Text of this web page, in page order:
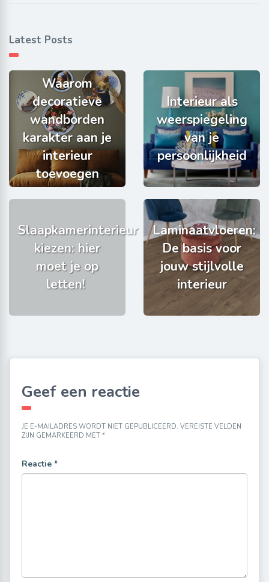
Latest Posts
Waarom
decoratieve
wandborden
karakter aan je
interieur
toevoegen
Interieur als
weerspiegeling
van je
persoonlijkheid
Slaapkamerinterieur
kiezen: hier
moet je op
letten!
Laminaatvloeren:
De basis voor
jouw stijlvolle
interieur
Geef een reactie
JE E-MAILADRES WORDT NIET GEPUBLICEERD. VEREISTE VELDEN
ZIJN GEMARKEERD MET *
Reactie *